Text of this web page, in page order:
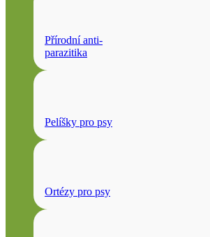
Přírodní anti-
parazitika
Pelíšky pro psy
Ortézy pro psy